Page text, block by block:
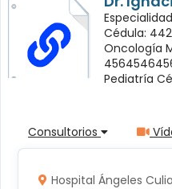
Cédula:
Oncología
Pediatría
Consultorios
Hospital Ángeles